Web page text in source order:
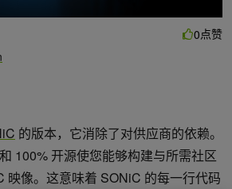
0点赞
的版本，它消除了对供应商的依赖。
100% 开源使您能够构建与所需社区
映像。这意味着 SONiC 的每一行代码